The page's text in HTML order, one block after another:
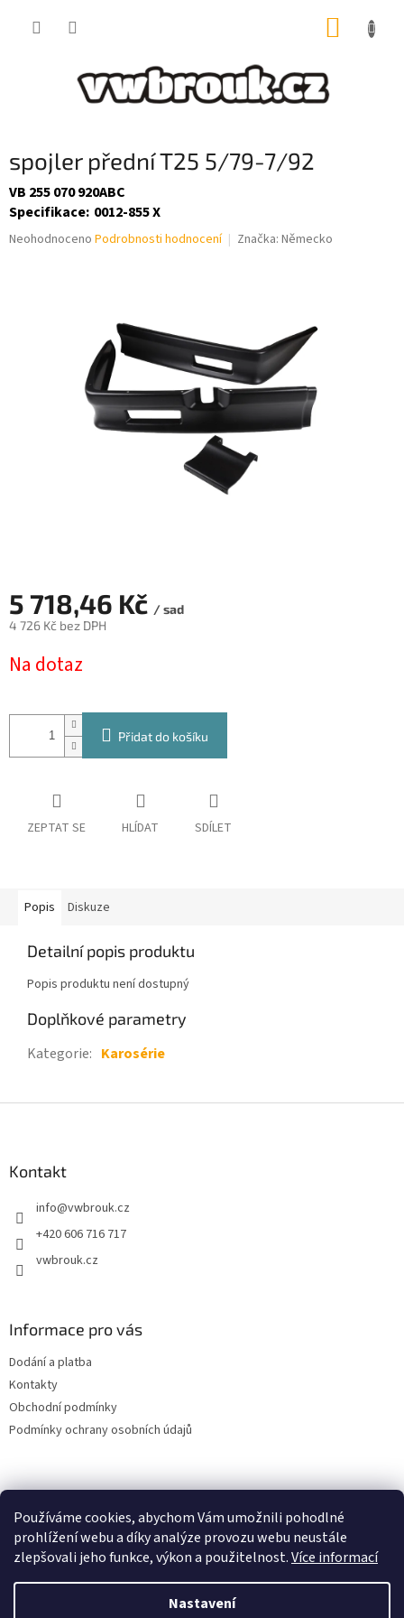
Používáme cookies, abychom Vám umožnili pohodlné
prohlížení webu a díky analýze provozu webu neustále
zlepšovali jeho funkce, výkon a použitelnost.Více informací
Nastavení
spojler přední T25 5/79-7/92
VB 255 070 920ABC
Specifikace: 0012-855 X
Průměrné
Neohodnoceno Podrobnosti hodnocení Značka: Německo
5 718,46 Kč / sad
4 726 Kč bez DPH
cena:
Na dotaz
Přidat do košíku
ZEPTAT SE HLÍDAT SDÍLET
Popis Diskuze
Detailní popis produktu
Popis produktu není dostupný
Doplňkové parametry
Kategorie: Karosérie
Kontakt
info@vwbrouk.cz
+420 606 716 717
vwbrouk.cz
Informace pro vás
Dodání a platba
Kontakty
Obchodní podmínky
Podmínky ochrany osobních údajů
Vytvořil Shoptet